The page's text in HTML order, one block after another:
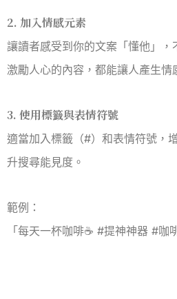
2. 加入情感元素
讓讀者感受到你的文案「懂他」，
激勵人心的內容，都能讓人產生情
3. 使用標籤與表情符號
適當加入標籤（#）和表情符號，
升搜尋能見度。
範例：
「每天一杯咖啡☕️ #提神神器 #咖